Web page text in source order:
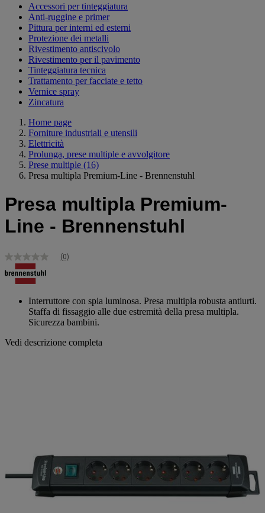
Accessori per tinteggiatura
Anti-ruggine e primer
Pittura per interni ed esterni
Protezione dei metalli
Rivestimento antiscivolo
Rivestimento per il pavimento
Tinteggiatura tecnica
Trattamento per facciate e tetto
Vernice spray
Zincatura
Home page
Forniture industriali e utensili
Elettricità
Prolunga, prese multiple e avvolgitore
Prese multiple (16)
Presa multipla Premium-Line - Brennenstuhl
Presa multipla Premium-
Line - Brennenstuhl
Nessuna
valutazione
Stesso
pagina.
(0)
Interruttore con spia luminosa. Presa multipla robusta antiurti.
Staffa di fissaggio alle due estremità della presa multipla.
Sicurezza bambini.
Vedi descrizione completa